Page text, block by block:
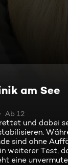
am See
Ab 12
und dabei
sind ohne
weiterer Test,
eine